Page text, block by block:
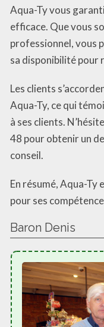
Aqua-Ty vous
efficace. Que vous
professionnel, vous
sa disponibilité pour
Les clients
Aqua-Ty, ce qui
à ses clients.
48 pour obtenir un
conseil.
En résumé, Aqua-Ty
pour ses
Baron Denis